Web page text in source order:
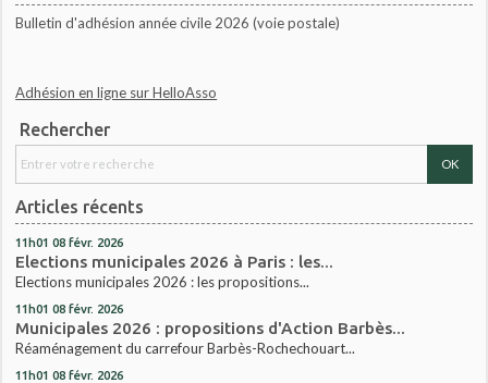
Bulletin d'adhésion année civile 2026 (voie postale)
Adhésion en ligne sur HelloAsso
Rechercher
Articles récents
11h01 08 févr. 2026
Elections municipales 2026 à Paris : les...
Elections municipales 2026 : les propositions...
11h01 08 févr. 2026
Municipales 2026 : propositions d'Action Barbès...
Réaménagement du carrefour Barbès-Rochechouart...
11h01 08 févr. 2026